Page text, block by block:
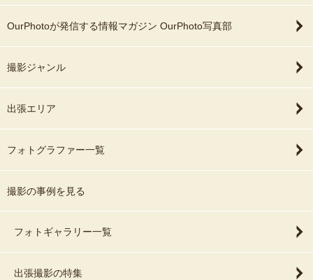
OurPhotoが発信する情報マガジン OurPhoto写真部
撮影ジャンル
出張エリア
フォトグラファー一覧
撮影の事例を見る
フォトギャラリー一覧
出張撮影の特集